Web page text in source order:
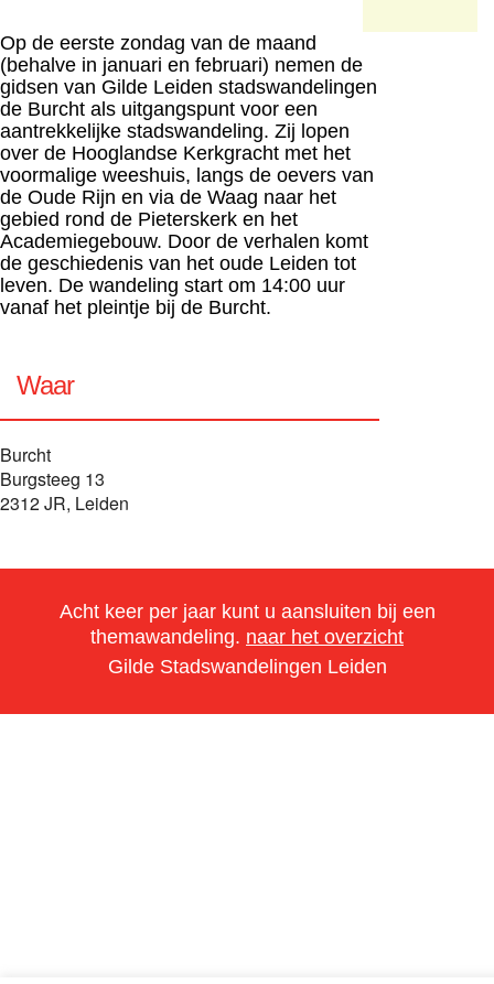
Op de eerste zondag van de maand
(behalve in januari en februari) nemen de
gidsen van Gilde Leiden stadswandelingen
de Burcht als uitgangspunt voor een
aantrekkelijke stadswandeling. Zij lopen
over de Hooglandse Kerkgracht met het
voormalige weeshuis, langs de oevers van
de Oude Rijn en via de Waag naar het
gebied rond de Pieterskerk en het
Academiegebouw. Door de verhalen komt
de geschiedenis van het oude Leiden tot
leven. De wandeling start om 14:00 uur
vanaf het pleintje bij de Burcht.
Waar
Burcht
Burgsteeg 13
2312 JR, Leiden
Acht keer per jaar kunt u aansluiten bij een
themawandeling. naar het overzicht
Gilde Stadswandelingen Leiden